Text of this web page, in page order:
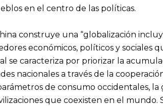
en el centro de las políticas.
construye una “globalización
económicos, políticos y
se caracteriza por priorizar la
nacionales a través de la
de consumo occidentales,
que coexisten en el